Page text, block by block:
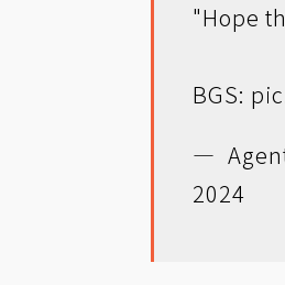
"Hope
BGS:
—
2024